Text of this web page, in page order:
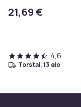
21,69 €
4,6
torstai, 13 elo